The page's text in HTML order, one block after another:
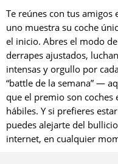
Te reúnes con tus
uno muestra su coche
el inicio. Abres el modo
derrapes ajustados,
intensas y orgullo por
“battle de la semana” —
que el premio son coches
hábiles. Y si prefieres
puedes alejarte del
internet, en cualquier